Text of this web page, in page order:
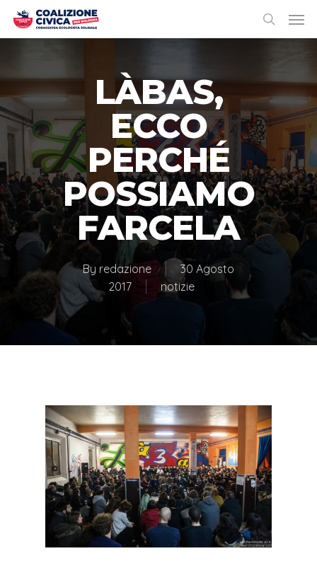
LÀBAS,
ECCO
PERCHÉ
POSSIAMO
FARCELA
By redazione
30 Agosto
2017
notizie